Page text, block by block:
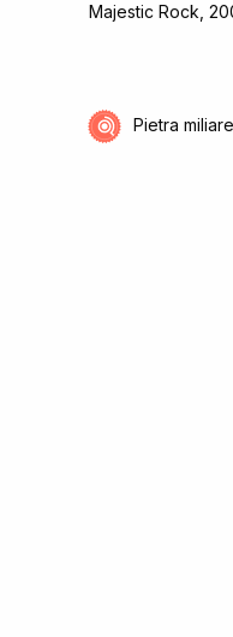
Majestic Rock,
Pietra miliare